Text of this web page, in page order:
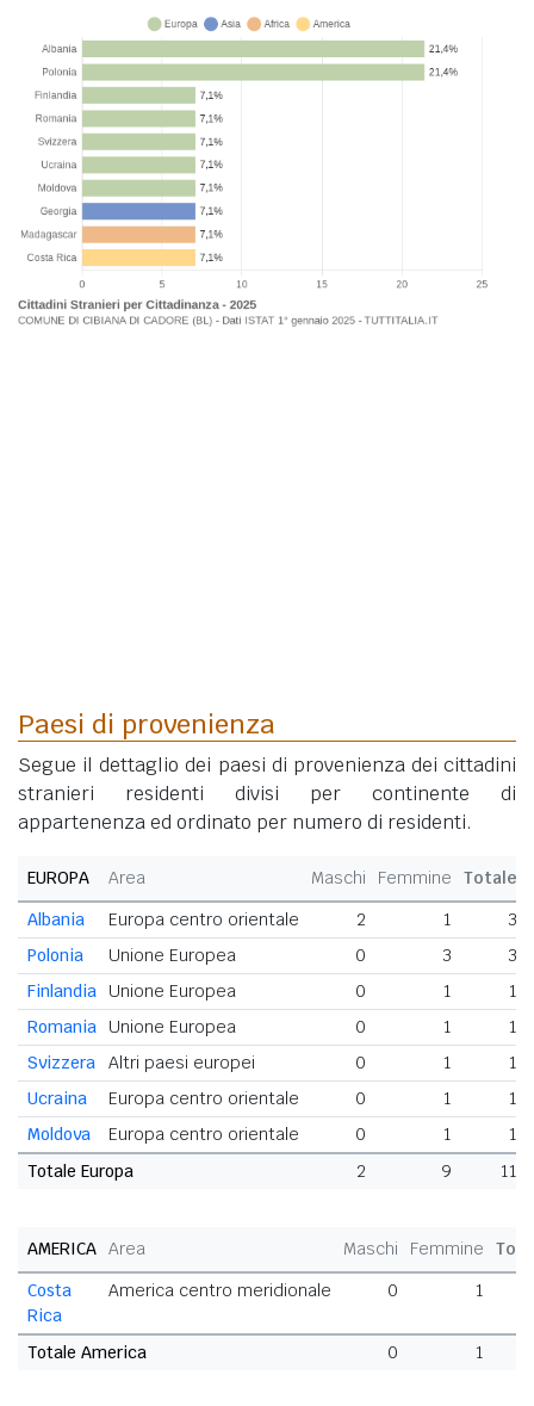
Paesi di provenienza
Segue il dettaglio dei paesi di provenienza dei cittadini
stranieri residenti divisi per continente di
appartenenza ed ordinato per numero di residenti.
EUROPA Area Maschi Femmine
Totale
Albania
Europa centro orientale 2 1 3
Polonia
Unione Europea 0 3 3
Finlandia
Unione Europea 0 1
1
Romania
Unione Europea 0 1
1
Svizzera
Altri paesi europei 0 1
1
Ucraina
Europa centro orientale 0 1
1
Moldova
Europa centro orientale 0 1
1
Totale Europa
2 9 11
AMERICA Area Maschi Femmine
Costa
Rica
America centro meridionale 0 1
Totale America 0 1